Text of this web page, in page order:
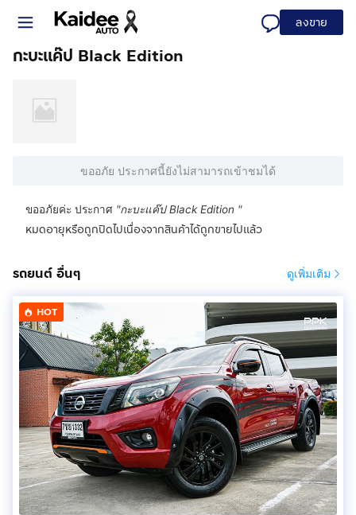
ลงขาย
กะบะแค๊ป Black Edition
ขออภัย ประกาศนี้ยังไม่สามารถเข้าชมได้
ขออภัยค่ะ ประกาศ "กะบะแค๊ป Black Edition "
หมดอายุหรือถูกปิดไปเนื่องจากสินค้าได้ถูกขายไปแล้ว
รถยนต์ อื่นๆ ดูเพิ่มเติม
HOT